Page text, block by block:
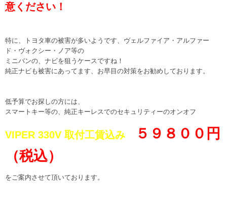
意ください！
特に、トヨタ車の被害が多いようです、ヴェルファイア・アルファー
ド・ヴォクシー・ノア等の
ミニバンの、ナビを狙うケースですね！
純正ナビも被害にあってます、お早目の対策をお勧めしております。
低予算でお探しの方には、
スマートキー等の、純正キーレスでのセキュリティーのオンオフ
VIPER 330V 取付工賃込み
５９８００円
（税込）
をご案内させて頂いております。